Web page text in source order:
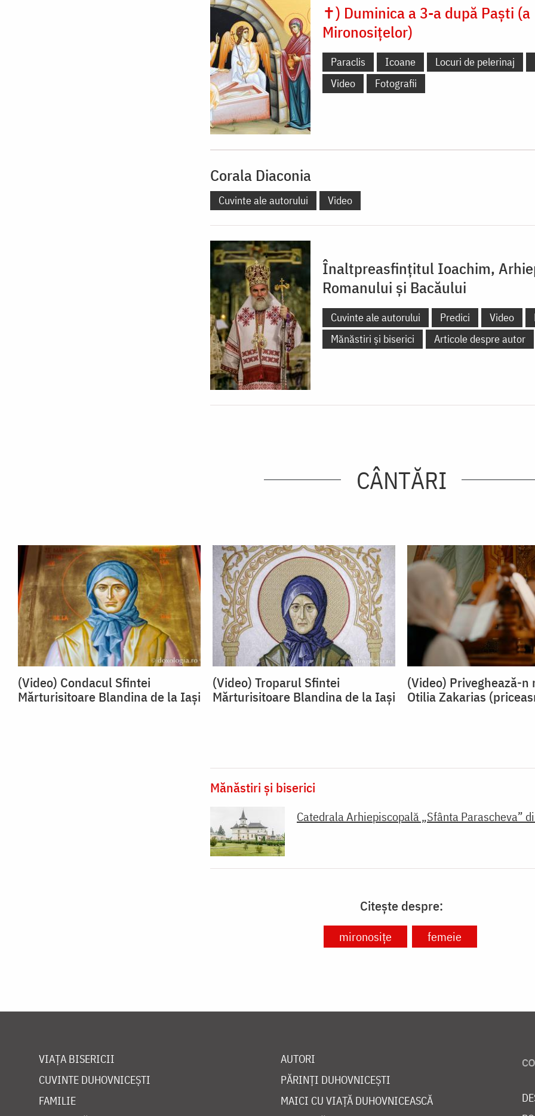
✝) Duminica a 3-a după Paști (a
Mironosițelor)
Paraclis Icoane Locuri de pelerinaj
Video
Fotografii
Corala Diaconia
Cuvinte ale autorului Video
Înaltpreasfințitul Ioachim,
Romanului și Bacăului
Cuvinte ale autorului Predici Video
Mănăstiri și biserici
Articole despre autor
CÂNTĂRI
(Video) Condacul Sfintei
Mărturisitoare Blandina de la Iași
(Video) Troparul Sfintei
Mărturisitoare Blandina de la Iași
(Video) Priveghează-n
Otilia Zakarias
Mănăstiri și biserici
Catedrala Arhiepiscopală „Sfânta Parascheva”
Citește despre:
mironosițe femeie
VIAȚA BISERICII
CUVINTE DUHOVNICEȘTI
FAMILIE
AUTORI
PĂRINȚI DUHOVNICEȘTI
MAICI CU VIAȚĂ DUHOVNICEASCĂ